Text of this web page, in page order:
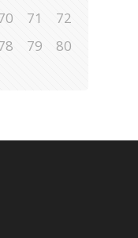
71
72
79
80